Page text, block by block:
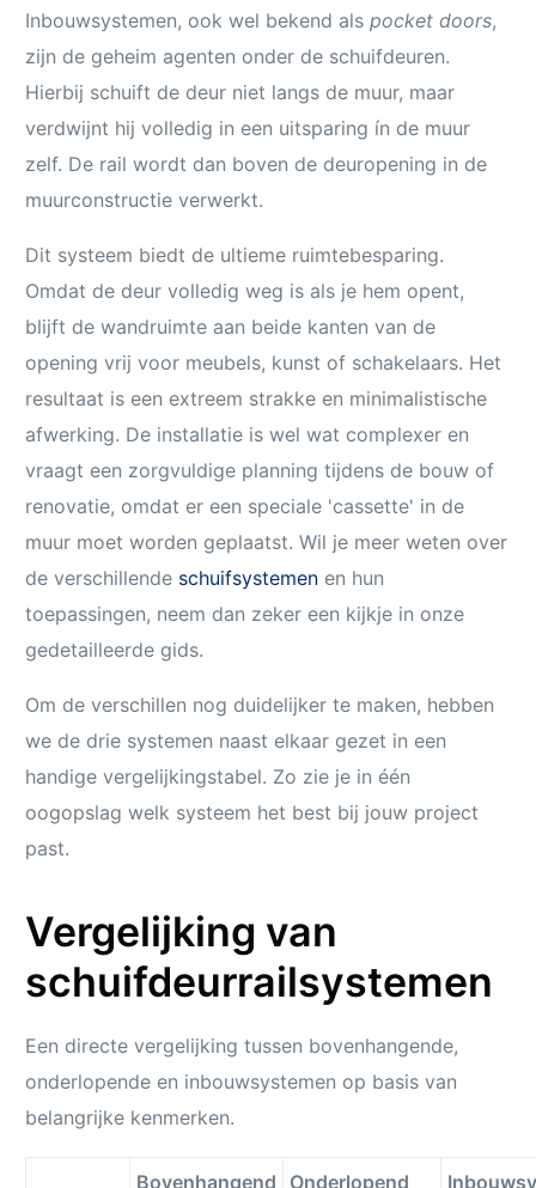
Inbouwsystemen, ook wel bekend alspocket doors,
zijn de geheim agenten onder de schuifdeuren.
Hierbij schuift de deur niet langs de muur, maar
verdwijnt hij volledig in een uitsparing ín de muur
zelf. De rail wordt dan boven de deuropening in de
muurconstructie verwerkt.
Dit systeem biedt de ultieme ruimtebesparing.
Omdat de deur volledig weg is als je hem opent,
blijft de wandruimte aan beide kanten van de
opening vrij voor meubels, kunst of schakelaars. Het
resultaat is een extreem strakke en minimalistische
afwerking. De installatie is wel wat complexer en
vraagt een zorgvuldige planning tijdens de bouw of
renovatie, omdat er een speciale 'cassette' in de
muur moet worden geplaatst. Wil je meer weten over
de verschillende schuifsystemen en hun
toepassingen, neem dan zeker een kijkje in onze
gedetailleerde gids.
Om de verschillen nog duidelijker te maken, hebben
we de drie systemen naast elkaar gezet in een
handige vergelijkingstabel. Zo zie je in één
oogopslag welk systeem het best bij jouw project
past.
Vergelijking van
schuifdeurrailsystemen
Een directe vergelijking tussen bovenhangende,
onderlopende en inbouwsystemen op basis van
belangrijke kenmerken.
Bovenhangend Onderlopend